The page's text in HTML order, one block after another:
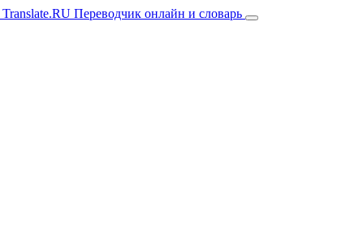
Translate.RU Переводчик онлайн и словарь